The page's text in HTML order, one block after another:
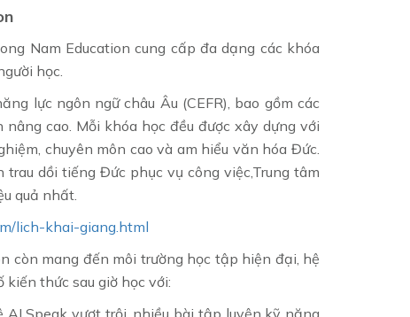
Nam Education cung cấp đa dạng các khóa
học.
lực ngôn ngữ châu Âu (CEFR), bao gồm các
cao. Mỗi khóa học đều được xây dựng với
chuyên môn cao và am hiểu văn hóa Đức.
dồi tiếng Đức phục vụ công việc,Trung tâm
quả nhất.
lich-khai-giang.html
còn mang đến môi trường học tập hiện đại, hệ
thức sau giờ học với:
Speak vượt trội, nhiều bài tập luyện kỹ năng